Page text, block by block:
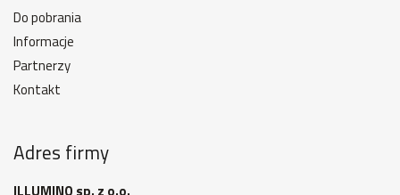
Do pobrania
Informacje
Partnerzy
Kontakt
Adres firmy
ILLUMINO sp. z o.o.